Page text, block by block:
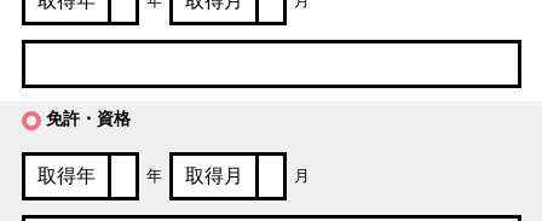
免許・資格
年 月